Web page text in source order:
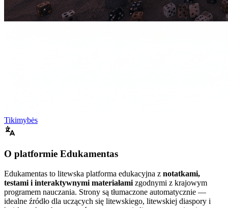
Tikimybės
O platformie Edukamentas
Edukamentas to litewska platforma edukacyjna z notatkami,
testami i interaktywnymi materiałami zgodnymi z krajowym
programem nauczania. Strony są tłumaczone automatycznie —
idealne źródło dla uczących się litewskiego, litewskiej diaspory i